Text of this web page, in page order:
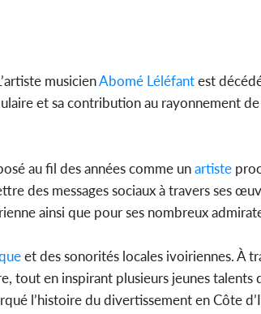
musicienAbomé Léléfantest
et sa contribution au rayonnement
au fil des années comme unartiste
des messages sociaux à travers ses
ainsi que pour ses nombreux
et des sonorités locales ivoiriennes. À
tout en inspirant plusieurs jeunes talents
l’histoire du divertissement en Côte